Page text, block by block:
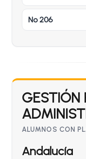
Nº 206
GESTIÓN
ALUMNOS CON
Andalucía